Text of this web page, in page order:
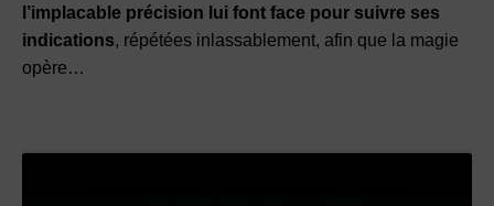
l’implacable précision lui font face pour suivre ses
indications, répétées inlassablement, afin que la magie
opère…